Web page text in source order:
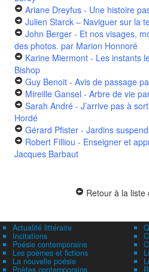
Ariane Dreyfus - Une histoire
Julien Starck – Naviguer sur la
John Berger - Et nos visages,
des photos. par Marion Honnoré
Karine Miermont - Les instants
Bishop
Guy Benoit - Avis de passage
Mireille Gansel - Arbre de vie
Sarah André - J’arrive pas à
Hordé
Gérard Pfister - Jardins
Robert Filliou - Enseigner et
Jacques Barbaut
Retour à la liste
Actualité littéraire
Incitations
Poésie contemporaine
Les poèmes et fictions
La nouvelle poésie
Poètes contemporains